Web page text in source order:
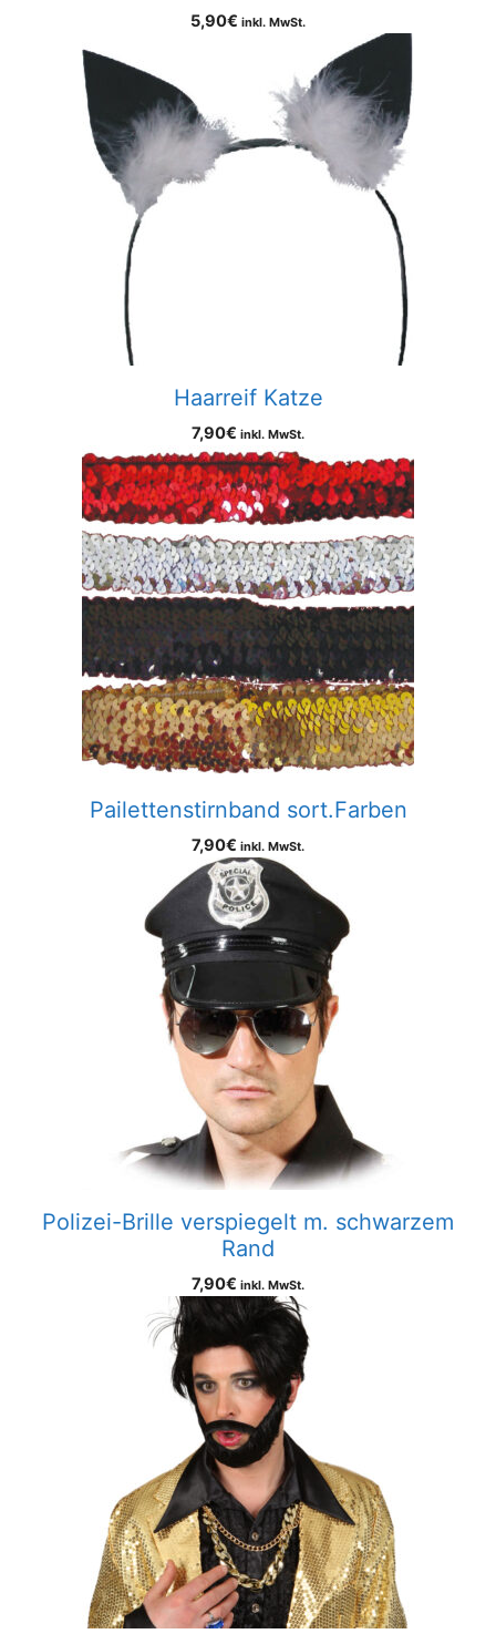
5,90€ inkl. MwSt.
Haarreif Katze
7,90€ inkl. MwSt.
Pailettenstirnband sort.Farben
7,90€ inkl. MwSt.
Polizei-Brille verspiegelt m. schwarzem
Rand
7,90€ inkl. MwSt.